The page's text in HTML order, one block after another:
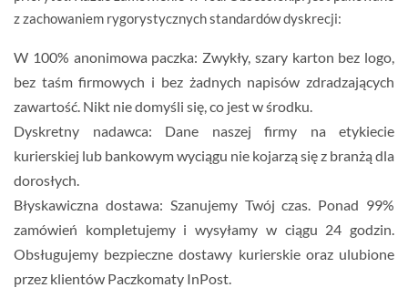
z zachowaniem rygorystycznych standardów dyskrecji:
W 100% anonimowa paczka: Zwykły, szary karton bez logo,
bez taśm firmowych i bez żadnych napisów zdradzających
zawartość. Nikt nie domyśli się, co jest w środku.
Dyskretny nadawca: Dane naszej firmy na etykiecie
kurierskiej lub bankowym wyciągu nie kojarzą się z branżą dla
dorosłych.
Błyskawiczna dostawa: Szanujemy Twój czas. Ponad 99%
zamówień kompletujemy i wysyłamy w ciągu 24 godzin.
Obsługujemy bezpieczne dostawy kurierskie oraz ulubione
przez klientów Paczkomaty InPost.